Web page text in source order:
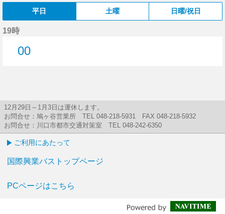
平日 土曜 日曜/祝日
19時
00
12月29日～1月3日は運休します。
お問合せ：鳩ヶ谷営業所 TEL 048-218-5931 FAX 048-218-5932
お問合せ：川口市都市交通対策室 TEL 048-242-6350
ご利用にあたって
国際興業バストップページ
PCページはこちら